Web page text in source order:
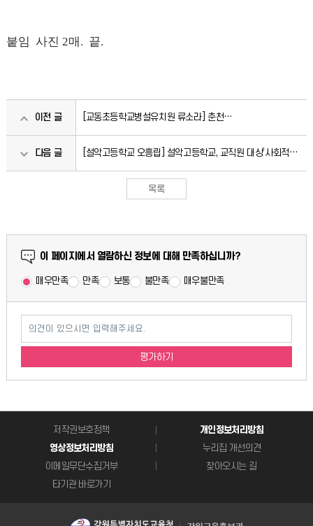
붙임 사진 2매. 끝.
이전 글 [교동초등학교병설유치원 류소라] 춘천
교동초병설유치원,‘놀이로 동거동락!’유·초 이음교육
다음 글 [설악고등학교 오흥립] 설악고등학교, 교직원 대상‘사회적
장애인식개선교육’실시
목록
만족도 조사
이 페이지에서 열람하신 정보에 대해 만족하십니까?
매우만족 만족 보통 불만족 매우불만족
평가하기
저작권보호정책
개인정보처리방침
영상정보처리방침
누리집 개선의견
이메일무단수집거부
찾아오시는 길
타기관 바로가기